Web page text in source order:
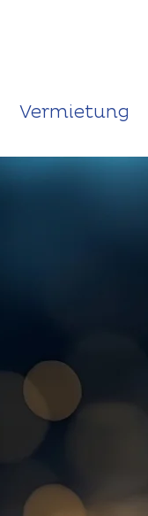
Vermietung